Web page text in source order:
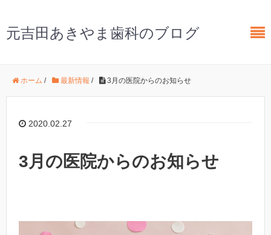
元吉田あきやま歯科のブログ
ホーム / 最新情報 / 3月の医院からのお知らせ
2020.02.27
3月の医院からのお知らせ